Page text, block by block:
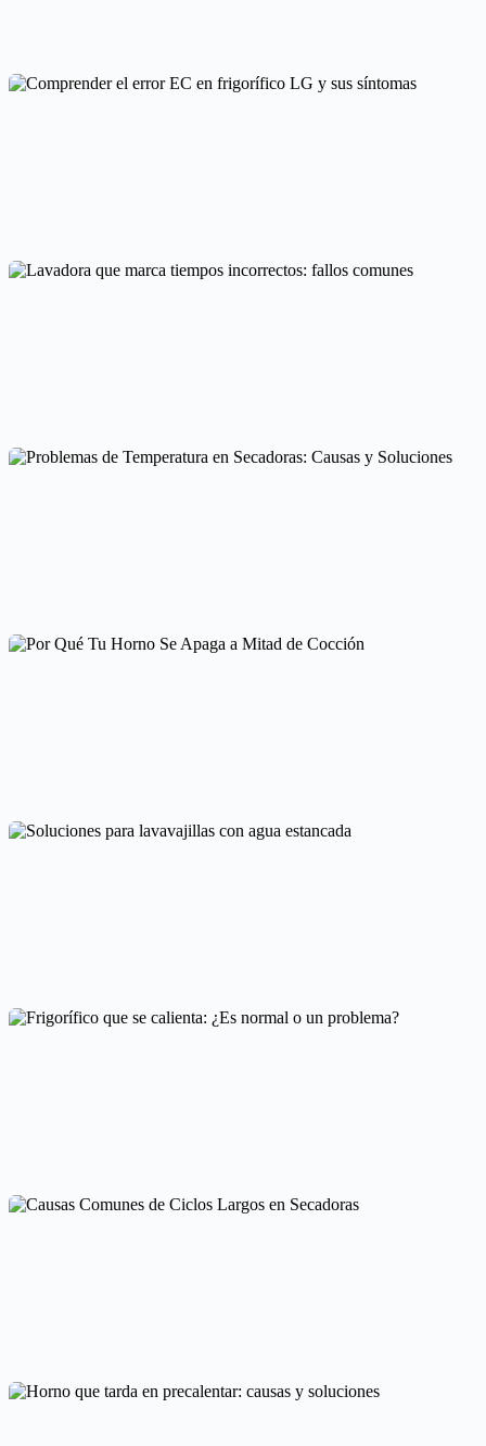
Causas del Lavavajillas que Tarda Demasiado en Terminar
Comprender el error EC en frigorífico LG y sus síntomas
Lavadora que marca tiempos incorrectos: fallos comunes
Problemas de Temperatura en Secadoras: Causas y Soluciones
Por Qué Tu Horno Se Apaga a Mitad de Cocción
Soluciones para lavavajillas con agua estancada
Frigorífico que se calienta: ¿Es normal o un problema?
Causas Comunes de Ciclos Largos en Secadoras